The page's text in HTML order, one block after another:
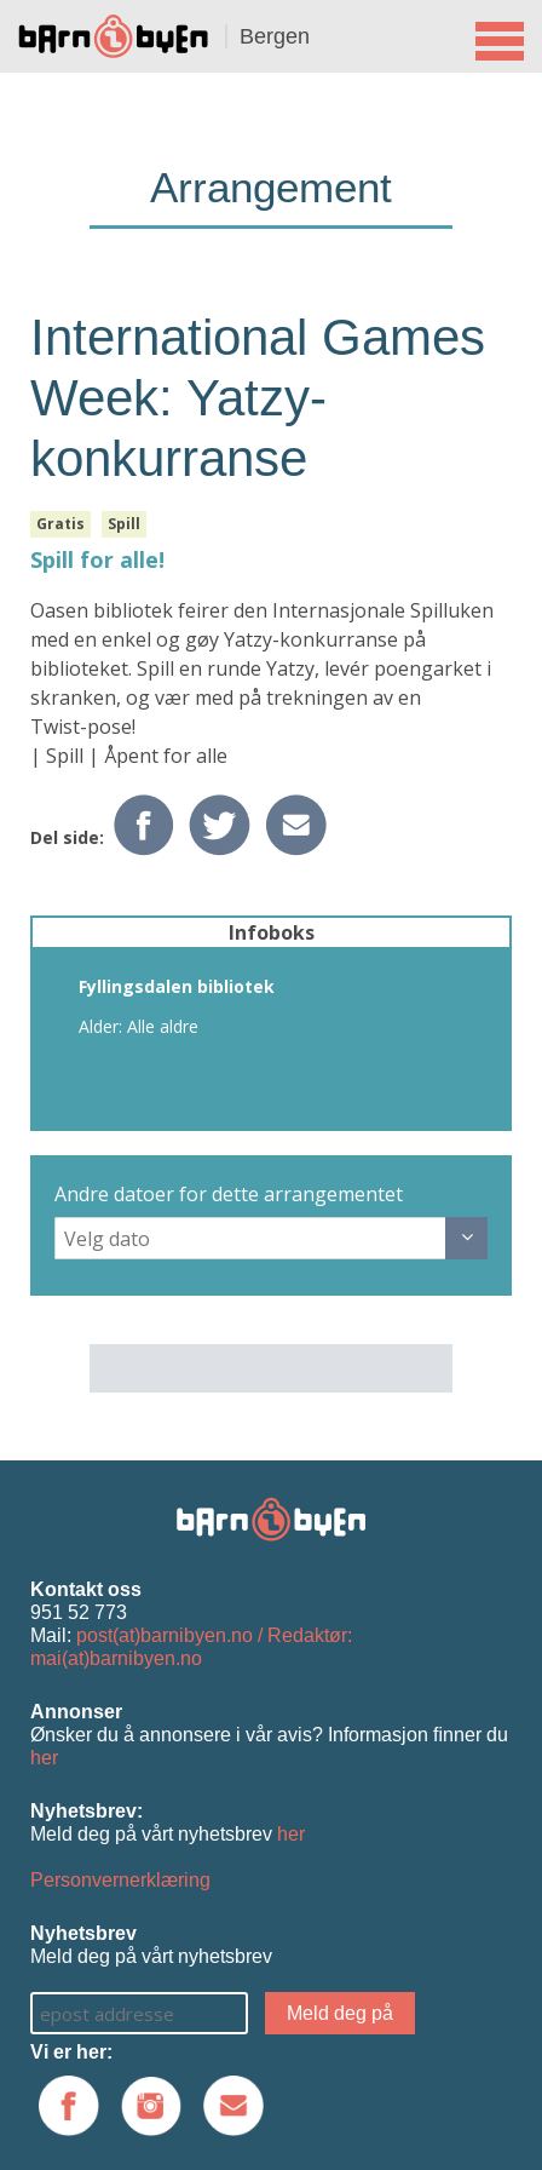
Bergen
Arrangement
International Games
Week: Yatzy-
konkurranse
Gratis Spill
Spill for alle!
Oasen bibliotek feirer den Internasjonale Spilluken
med en enkel og gøy Yatzy-konkurranse på
biblioteket. Spill en runde Yatzy, levér poengarket i
skranken, og vær med på trekningen av en
Twist-pose!
| Spill | Åpent for alle
Del side:
Infoboks
Fyllingsdalen bibliotek
Alder: Alle aldre
Andre datoer for dette arrangementet
Kontakt oss
951 52 773
Mail: post(at)barnibyen.no / Redaktør:
mai(at)barnibyen.no
Annonser
Ønsker du å annonsere i vår avis? Informasjon ﬁnner du
her
Nyhetsbrev:
Meld deg på vårt nyhetsbrev her
Personvernerklæring
Nyhetsbrev
Meld deg på vårt nyhetsbrev
Vi er her: